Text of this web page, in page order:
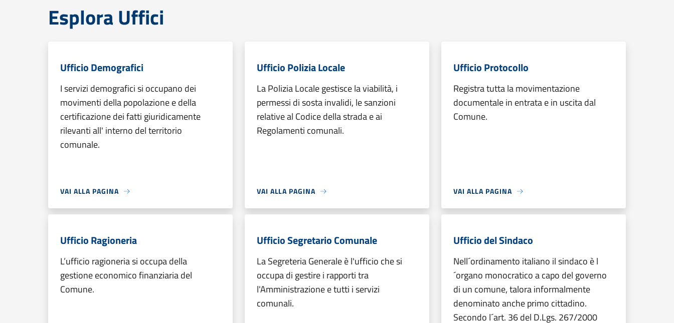
Esplora Uffici
Ufficio Demografici
I servizi demografici si occupano dei
movimenti della popolazione e della
certificazione dei fatti giuridicamente
rilevanti all' interno del territorio
comunale.
VAI ALLA PAGINA
Ufficio Polizia Locale
La Polizia Locale gestisce la viabilità, i
permessi di sosta invalidi, le sanzioni
relative al Codice della strada e ai
Regolamenti comunali.
VAI ALLA PAGINA
Ufficio Protocollo
Registra tutta la movimentazione
documentale in entrata e in uscita dal
Comune.
VAI ALLA PAGINA
Ufficio Ragioneria
L’ufficio ragioneria si occupa della
gestione economico finanziaria del
Comune.
Ufficio Segretario Comunale
La Segreteria Generale è l'ufficio che si
occupa di gestire i rapporti tra
l'Amministrazione e tutti i servizi
comunali.
Ufficio del Sindaco
Nell´ordinamento italiano il sindaco è l
´organo monocratico a capo del governo
di un comune, talora informalmente
denominato anche primo cittadino.
Secondo l´art. 36 del D.Lgs. 267/2000